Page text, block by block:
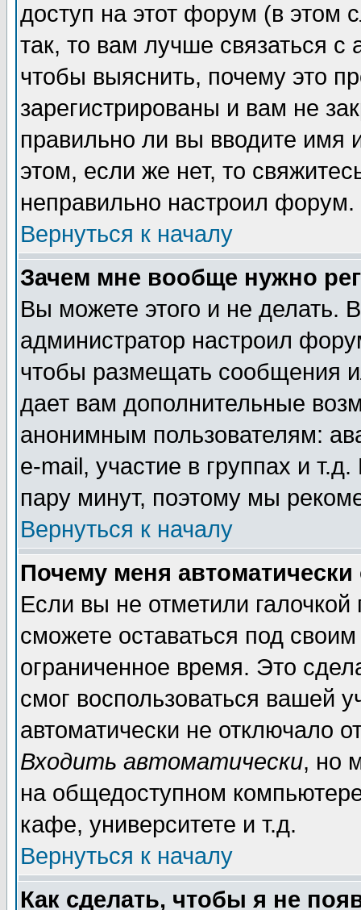
доступ на этот форум (в этом
так, то вам лучше связаться
чтобы выяснить, почему это
зарегистрированы и вам не
правильно ли вы вводите
этом, если же нет, то
неправильно настроил форум.
Вернуться к началу
Зачем мне вообще нужно
Вы можете этого и не делать.
администратор настроил
чтобы размещать сообщения
дает вам дополнительные
анонимным пользователям:
e-mail, участие в группах и
пару минут, поэтому мы
Вернуться к началу
Почему меня автоматически
Если вы не отметили галочкой
сможете оставаться под
ограниченное время. Это
смог воспользоваться вашей
автоматически не отключало
Входить автоматически, но
на общедоступном
кафе, университете и т.д.
Вернуться к началу
Как сделать, чтобы я не